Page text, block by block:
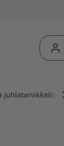
juhlatarvikkeita